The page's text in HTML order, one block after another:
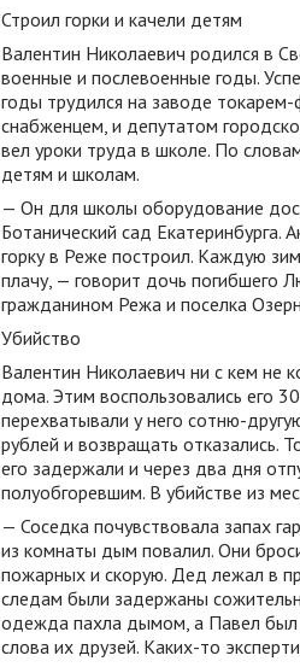
Строил горки и качели детям
Валентин Николаевич родился в
военные и послевоенные годы.
годы трудился на заводе
снабженцем, и депутатом
вел уроки труда в школе. По
детям и школам.
— Он для школы оборудование
Ботанический сад
горку в Реже построил. Каждую
плачу, — говорит дочь погибшего
гражданином Режа и поселка
Убийство
Валентин Николаевич ни с кем не
дома. Этим воспользовались его
перехватывали у него сотню-
рублей и возвращать отказались.
его задержали и через два дня
полуобгоревшим. В убийстве из
— Соседка почувствовала запах
из комнаты дым повалил. Они
пожарных и скорую. Дед лежал в
следам были задержаны
одежда пахла дымом, а Павел был
слова их друзей. Каких-то